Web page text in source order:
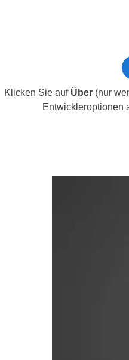
Klicken Sie auf Über (nur
Entwickleroptionen